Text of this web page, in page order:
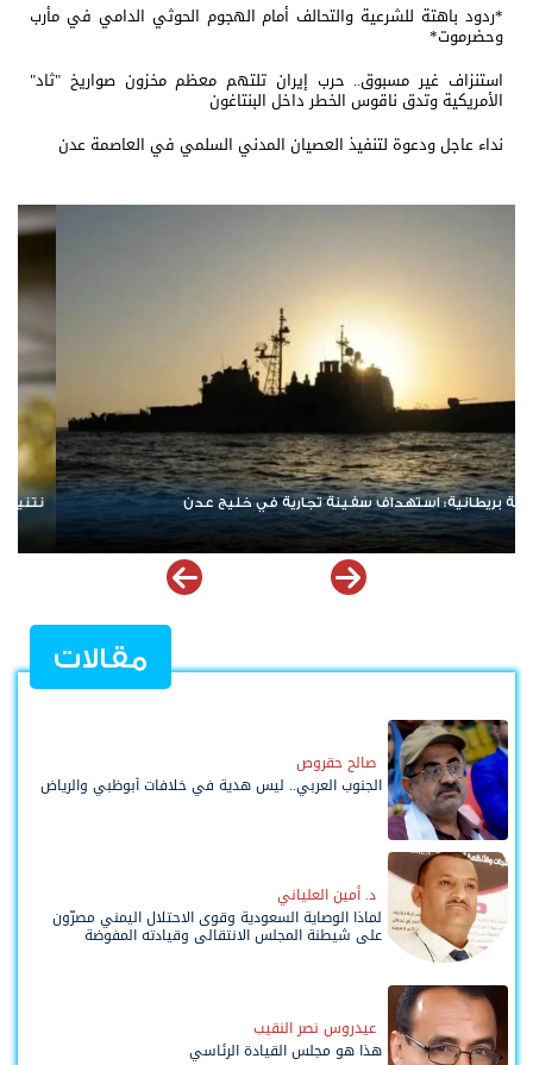
*ردود باهتة للشرعية والتحالف أمام الهجوم الحوثي الدامي في مأرب
وحضرموت*
استنزاف غير مسبوق.. حرب إيران تلتهم معظم مخزون صواريخ "ثاد"
الأمريكية وتدق ناقوس الخطر داخل البنتاغون
نداء عاجل ودعوة لتنفيذ العصيان المدني السلمي في العاصمة عدن
الانسحاب من غزة ويعلن رفضه لمسودة أمريكية ردا على
مقالات
صالح حقروص
الجنوب العربي.. ليس هدية في خلافات أبوظبي والرياض
د. أمين العلياني
لماذا الوصاية السعودية وقوى الاحتلال اليمني مصرّون
على شيطنة المجلس الانتقالي وقيادته المفوضة
عيدروس نصر النقيب
هذا هو مجلس القيادة الرئاسي